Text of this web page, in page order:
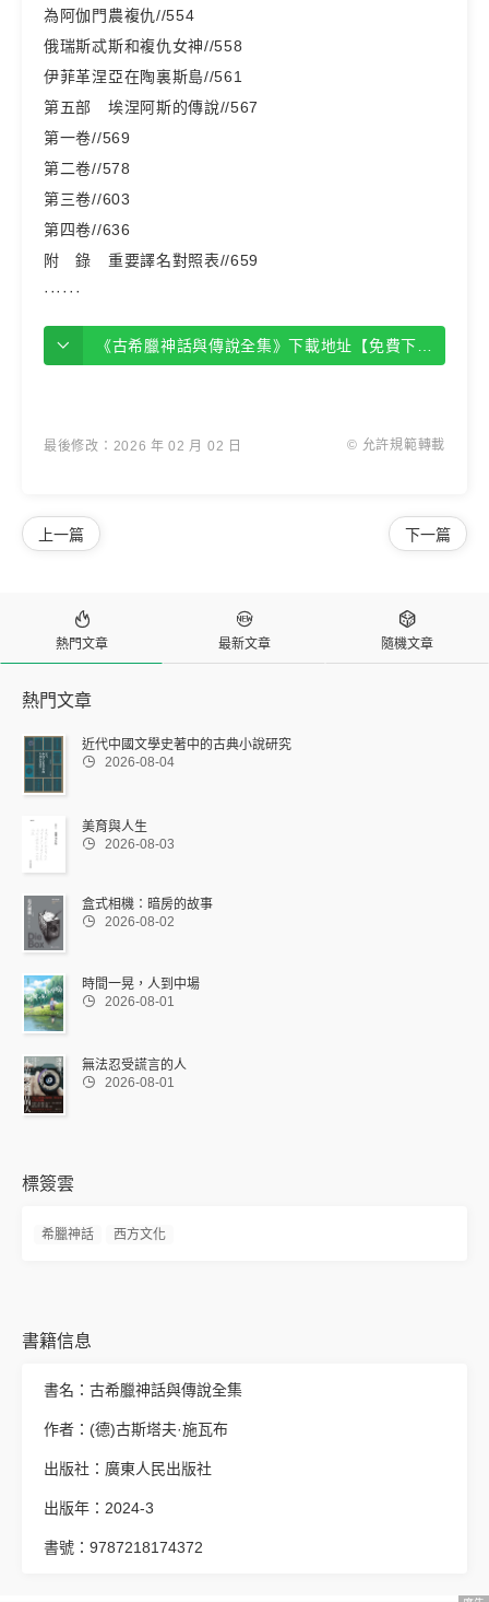
為阿伽門農複仇//554
俄瑞斯忒斯和複仇女神//558
伊菲革涅亞在陶裏斯島//561
第五部 埃涅阿斯的傳說//567
第一卷//569
第二卷//578
第三卷//603
第四卷//636
附 錄 重要譯名對照表//659
······
《古希臘神話與傳說全集》下載地址【免費下載】
最後修改：2026 年 02 月 02 日 © 允許規範轉載
下一篇
上一篇

熱門文章

最新文章

隨機文章
熱門文章
近代中國文學史著中的古典小說研究
 2026-08-04
美育與人生
 2026-08-03
盒式相機：暗房的故事
 2026-08-02
時間一晃，人到中場
 2026-08-01
無法忍受謊言的人
 2026-08-01
標簽雲
希臘神話 西方文化
書籍信息
書名：古希臘神話與傳說全集
作者：(德)古斯塔夫·施瓦布
出版社：廣東人民出版社
出版年：2024-3
書號：9787218174372